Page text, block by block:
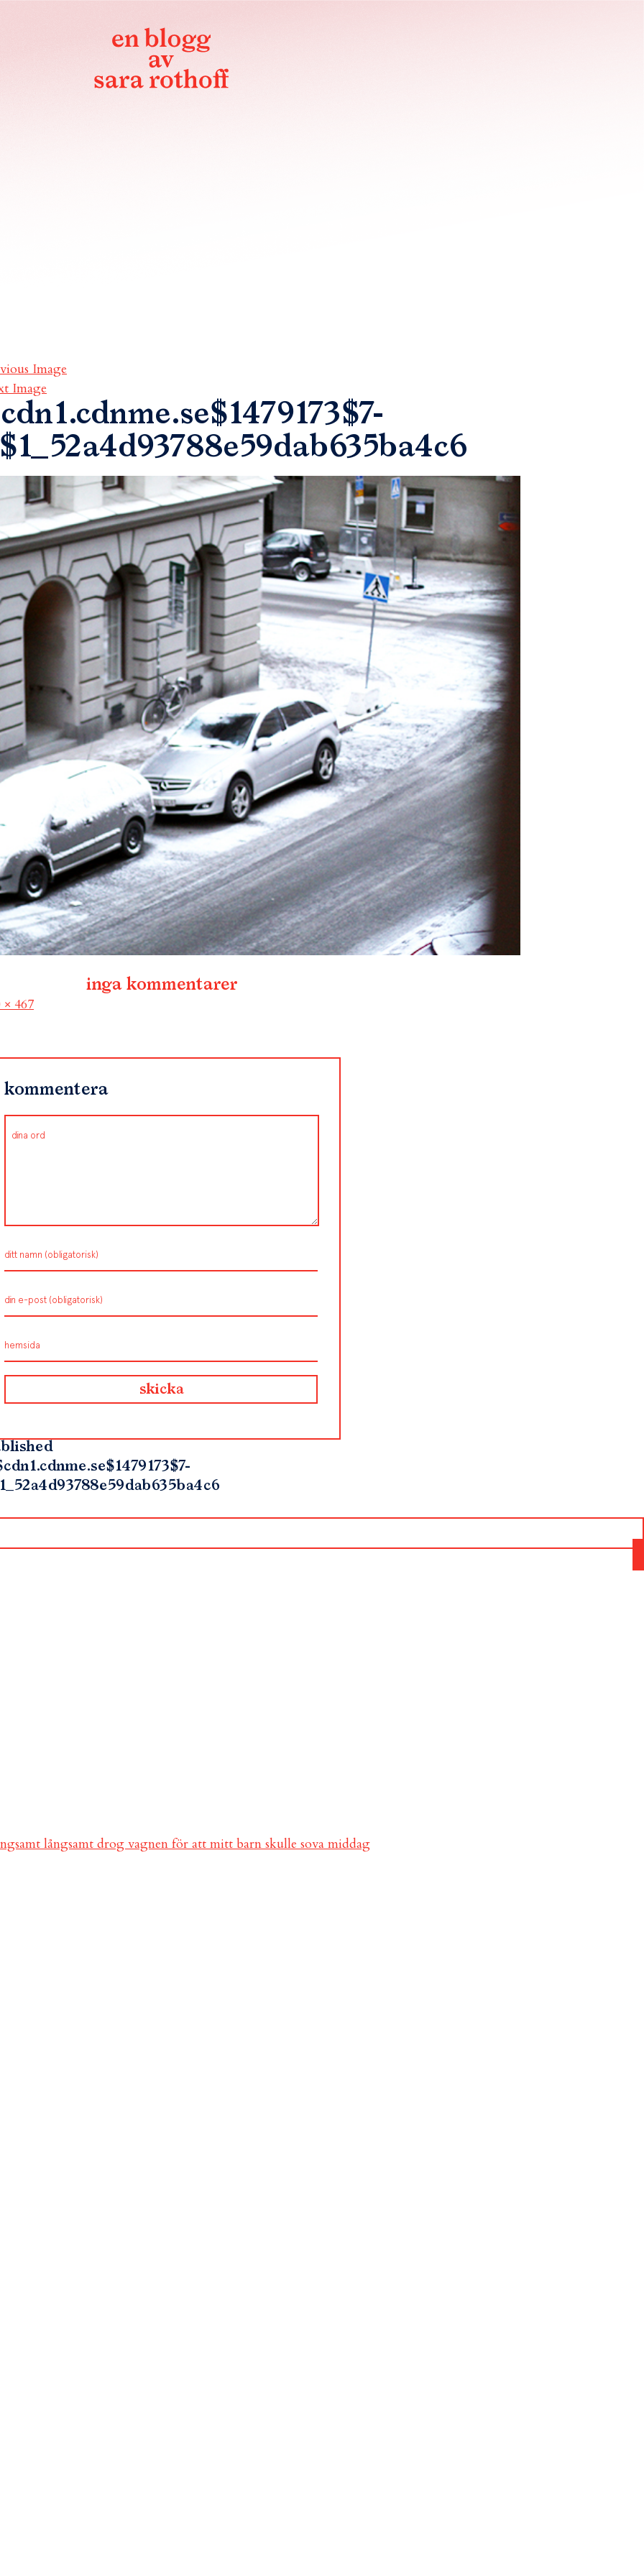
Image
Image
inga kommentarer
× 467
kommentera
långsamt drog vagnen för att mitt barn skulle sova middag